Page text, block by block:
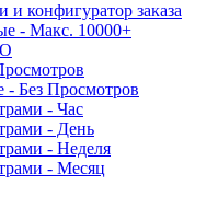
и конфигуратор заказа
- Макс. 10000+
- Без Просмотров
- Час
- День
- Неделя
- Месяц